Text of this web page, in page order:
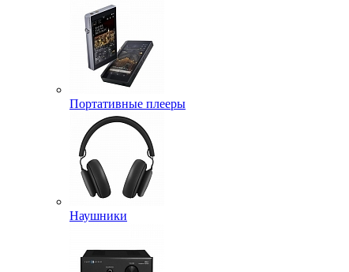
Портативные плееры
Наушники